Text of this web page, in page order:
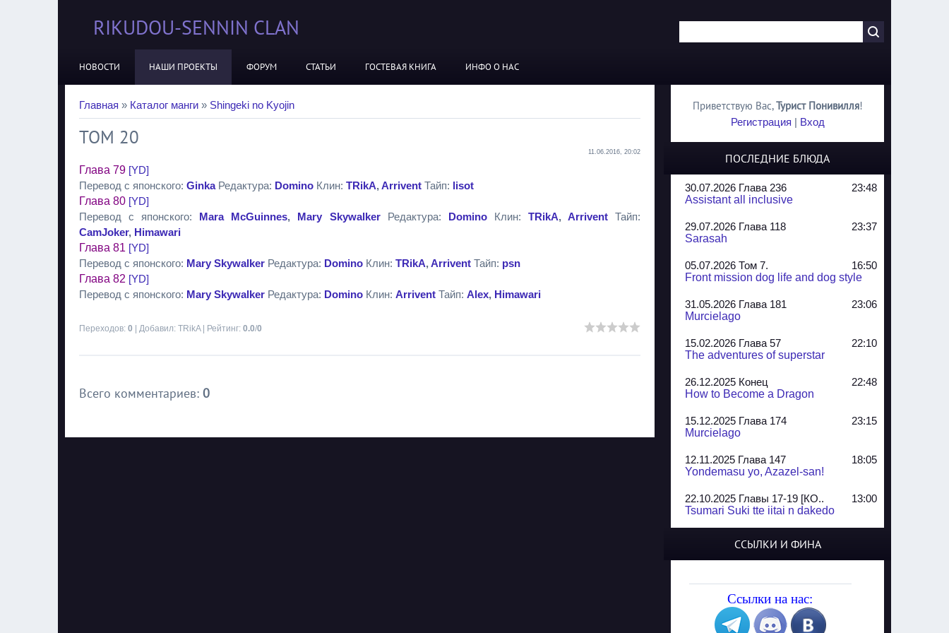
RIKUDOU-SENNIN CLAN
НОВОСТИ НАШИ ПРОЕКТЫ ФОРУМ СТАТЬИ ГОСТЕВАЯ КНИГА ИНФО О НАС
Главная » Каталог манги » Shingeki no Kyojin
ТОМ 20
11.06.2016, 20:02
Глава 79 [YD]
Перевод с японского: GinkaРедактура: Domino Клин: TRikA,Arrivent Тайп: lisot
Глава 80 [YD]
Перевод с японского: Mara McGuinnes, Mary SkywalkerРедактура: DominoКлин: TRikA, ArriventТайп:
CamJoker, Himawari
Глава 81 [YD]
Перевод с японского: Mary Skywalker Редактура: Domino Клин: TRikA,Arrivent Тайп: psn
Глава 82 [YD]
Перевод с японского: Mary Skywalker Редактура: Domino Клин: Arrivent Тайп: Alex, Himawari
Переходов: 0 Добавил: TRikA| Рейтинг: 0.0/0
Всего комментариев: 0
Приветствую Вас,Турист Понивилля!
Регистрация | Вход
ПОСЛЕДНИЕ БЛЮДА
30.07.2026 Глава 236
23:48
Assistant all inclusive
29.07.2026 Глава 118
23:37
Sarasah
05.07.2026 Том 7.
16:50
Front mission dog life and dog style
31.05.2026 Глава 181
23:06
Murcielago
15.02.2026 Глава 57
22:10
The adventures of superstar
26.12.2025 Конец
22:48
How to Become a Dragon
15.12.2025 Глава 174
23:15
Murcielago
12.11.2025 Глава 147
18:05
Yondemasu yo, Azazel-san!
22.10.2025 Главы 17-19 [КО..
13:00
Tsumari Suki tte iitai n dakedo
Jungle Juice
Yozakura Shijuusou
08.08.2025 Глава 50
A Compendium of Ghosts
ССЫЛКИ И ФИНА
Ссылки на нас: